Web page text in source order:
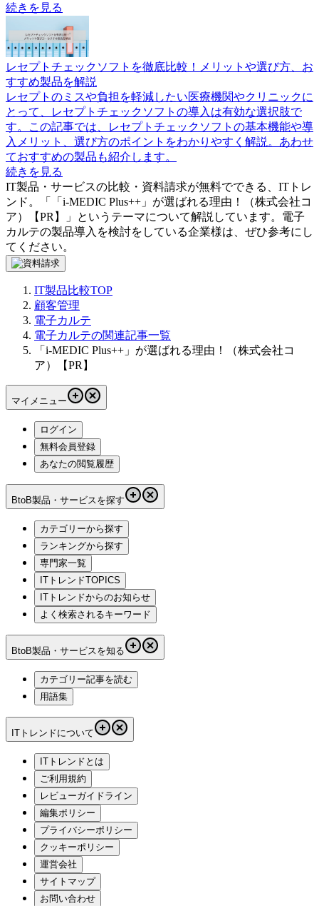
続きを見る
レセプトチェックソフトを徹底比較！メリットや選び方、お
すすめ製品を解説
レセプトのミスや負担を軽減したい医療機関やクリニックに
とって、レセプトチェックソフトの導入は有効な選択肢で
す。この記事では、レセプトチェックソフトの基本機能や導
入メリット、選び方のポイントをわかりやすく解説。あわせ
ておすすめの製品も紹介します。
続きを見る
IT製品・サービスの比較・資料請求が無料でできる、ITトレ
ンド。「
「i-MEDIC Plus++」が選ばれる理由！（株式会社コ
ア）【PR】
」というテーマについて解説しています。 電子
カルテの製品導入を検討をしている企業様は、ぜひ参考にし
てください。
IT製品比較TOP
顧客管理
電子カルテ
電子カルテの関連記事一覧
「i-MEDIC Plus++」が選ばれる理由！（株式会社コ
ア）【PR】
マイメニュー
ログイン
無料会員登録
あなたの閲覧履歴
BtoB製品・サービスを探す
カテゴリーから探す
ランキングから探す
専門家一覧
ITトレンドTOPICS
ITトレンドからのお知らせ
よく検索されるキーワード
BtoB製品・サービスを知る
カテゴリー記事を読む
用語集
ITトレンドについて
ITトレンドとは
ご利用規約
レビューガイドライン
編集ポリシー
プライバシーポリシー
クッキーポリシー
運営会社
サイトマップ
お問い合わせ